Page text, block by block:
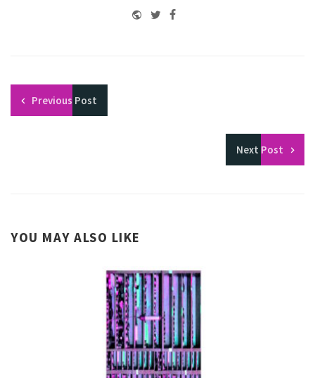
WebsiteTwitterFacebook
Previous Post
Next Post
YOU MAY ALSO LIKE